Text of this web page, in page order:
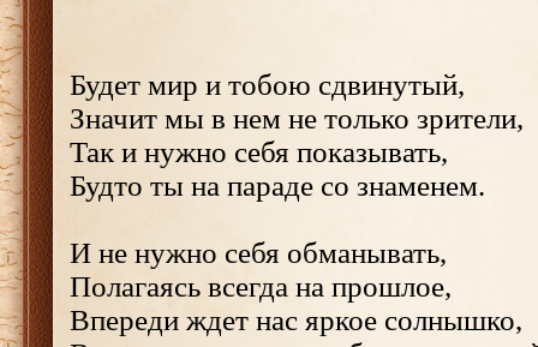
Будет мир и тобою сдвинутый,
Значит мы в нем не только зрители,
Так и нужно себя показывать,
Будто ты на параде со знаменем.
И не нужно себя обманывать,
Полагаясь всегда на прошлое,
Впереди ждет нас яркое солнышко,